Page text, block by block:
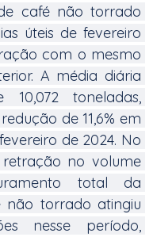
café não torrado
úteis de fevereiro
com o mesmo
A média diária
toneladas,
de 11,6% em
de 2024. No
no volume
total da
torrado atingiu
nesse período,